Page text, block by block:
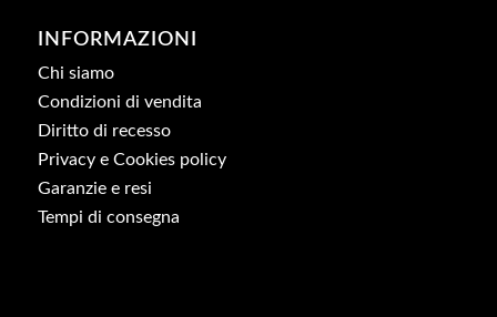
INFORMAZIONI
Chi siamo
Condizioni di vendita
Diritto di recesso
Privacy e Cookies policy
Garanzie e resi
Tempi di consegna